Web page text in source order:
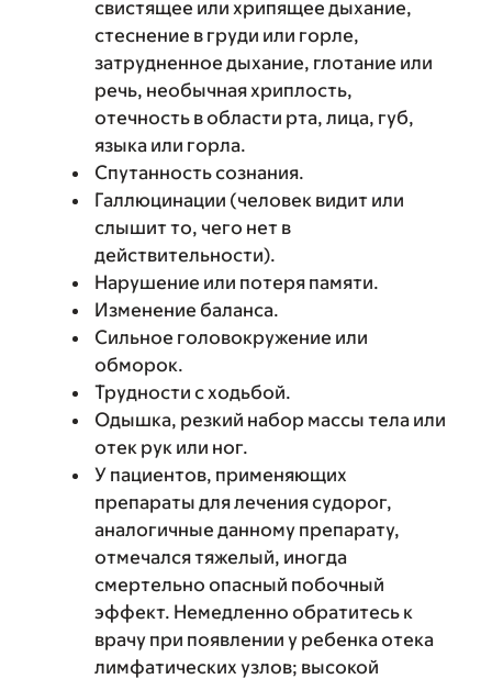
свистящее или хрипящее дыхание,
стеснение в груди или горле,
затрудненное дыхание, глотание или
речь, необычная хриплость,
отечность в области рта, лица, губ,
языка или горла.
Спутанность сознания.
Галлюцинации (человек видит или
слышит то, чего нет в
действительности).
Нарушение или потеря памяти.
Изменение баланса.
Сильное головокружение или
обморок.
Трудности с ходьбой.
Одышка, резкий набор массы тела или
отек рук или ног.
У пациентов, применяющих
препараты для лечения судорог,
аналогичные данному препарату,
отмечался тяжелый, иногда
смертельно опасный побочный
эффект. Немедленно обратитесь к
врачу при появлении у ребенка отека
лимфатических узлов; высокой